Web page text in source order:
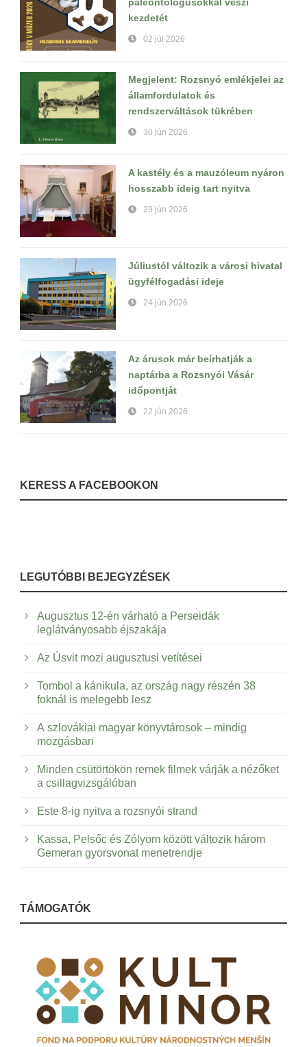
kezdetét
02 júl 2026
Megjelent: Rozsnyó emlékjelei az
államfordulatok és
rendszerváltások tükrében
30 jún 2026
A kastély és a mauzóleum nyáron
hosszabb ideig tart nyitva
29 jún 2026
Júliustól változik a városi hivatal
ügyfélfogadási ideje
24 jún 2026
Az árusok már beírhatják a
naptárba a Rozsnyói Vásár
időpontját
22 jún 2026
KERESS A FACEBOOKON
LEGUTÓBBI BEJEGYZÉSEK
Augusztus 12-én várható a Perseidák
leglátványosabb éjszakája
Az Úsvit mozi augusztusi vetítései
Tombol a kánikula, az ország nagy részén 38
foknál is melegebb lesz
A szlovákiai magyar könyvtárosok – mindig
mozgásban
Minden csütörtökön remek filmek várják a nézőket
a csillagvizsgálóban
Este 8-ig nyitva a rozsnyói strand
Kassa, Pelsőc és Zólyom között változik három
Gemeran gyorsvonat menetrendje
TÁMOGATÓK